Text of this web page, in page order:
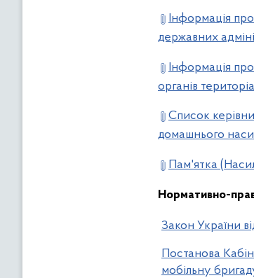
Інформація
державних
Інформація
органів
Список
домашнього
Пам'ятка
Нормативно-
Закон України
Постанова
мобільну